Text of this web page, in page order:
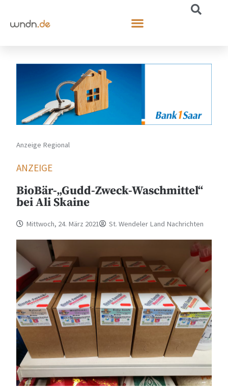
Anzeige Regional
ANZEIGE
BioBär-„Gudd-Zweck-Waschmittel“
bei Ali Skaine
Mittwoch, 24. März 2021 St. Wendeler Land Nachrichten